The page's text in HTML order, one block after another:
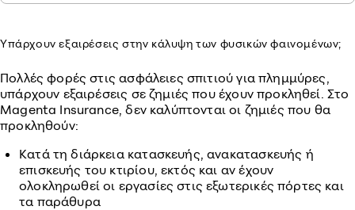
Υπάρχουν εξαιρέσεις στην κάλυψη των φυσικών φαινομένων;
Πολλές φορές στις ασφάλειες σπιτιού για πλημμύρες,
υπάρχουν εξαιρέσεις σε ζημιές που έχουν προκληθεί. Στο
Magenta Insurance, δεν καλύπτονται οι ζημιές που θα
προκληθούν:
Κατά τη διάρκεια κατασκευής, ανακατασκευής ή
επισκευής του κτιρίου, εκτός και αν έχουν
ολοκληρωθεί οι εργασίες στις εξωτερικές πόρτες και
τα παράθυρα